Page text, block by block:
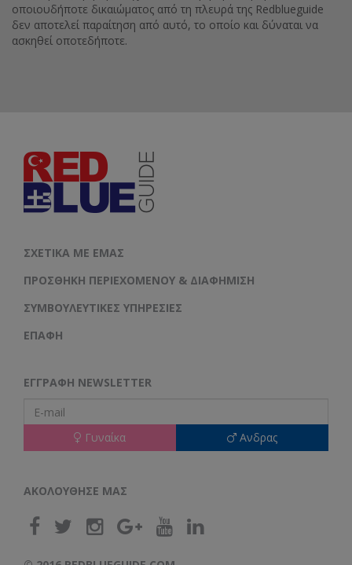
οποιουδήποτε δικαιώματος από τη πλευρά της Redblueguide
δεν αποτελεί παραίτηση από αυτό, το οποίο και δύναται να
ασκηθεί οποτεδήποτε.
ΣΧΕΤΙΚΆ ΜΕ ΕΜΆΣ
ΠΡΟΣΘΉΚΗ ΠΕΡΙΕΧΟΜΈΝΟΥ & ΔΙΑΦΉΜΙΣΗ
ΣΥΜΒΟΥΛΕΥΤΙΚΈΣ ΥΠΗΡΕΣΊΕΣ
ΕΠΑΦΗ
ΕΓΓΡΑΦΉ NEWSLETTER
Ανδρας
Γυναίκα
ΑΚΟΛΟΥΘΗΣΕ ΜΑΣ